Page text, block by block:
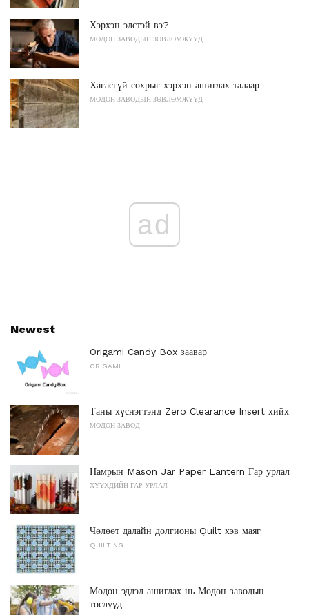
Хэрхэн элстэй вэ?
МОДОН ЗАВОДЫН ЗӨВЛӨМЖҮҮД
Хагасгүй сохрыг хэрхэн ашиглах талаар
МОДОН ЗАВОДЫН ЗӨВЛӨМЖҮҮД
ad
Newest
Origami Candy Box заавар
ORIGAMI
Таны хүснэгтэнд Zero Clearance Insert хийх
МОДОН ЗАВОД
Намрын Mason Jar Paper Lantern Гар урлал
ХҮҮХДИЙН ГАР УРЛАЛ
Чөлөөт далайн долгионы Quilt хэв маяг
QUILTING
Модон эдлэл ашиглах нь Модон заводын
төслүүд